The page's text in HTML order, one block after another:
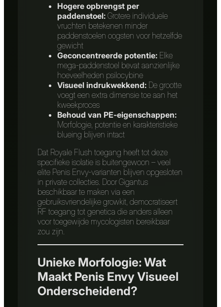
Hogere opbrengst per
paddenstoel: Grotere individuele
vruchten betekenen minder
paddenstoelen oogsten voor hetzelfde
gewicht
Geconcentreerde potentie: Elke
mega-paddenstoel bevat aanzienlijke
hoeveelheden psilocybine
Visueel indrukwekkend: De grootte
voegt een extra dimensie toe aan het
kweekproces
Behoud van PE-eigenschappen:
Morfologie, potentie en karakteristieke
blueing blijven intact
Dat Royale Flush toegang heeft tot deze
specifieke isolatie is buitengewoon – veel
elite Penis Envy-varianten blijven opgesloten
in private collecties. Door Gigantus
beschikbaar te maken via een
gebruiksvriendelijke growkit, democratiseert
RF toegang tot genetica die anders alleen
voor toegewijde mycologisten bereikbaar
zou zijn.
Unieke Morfologie: Wat
Maakt Penis Envy Visueel
Onderscheidend?